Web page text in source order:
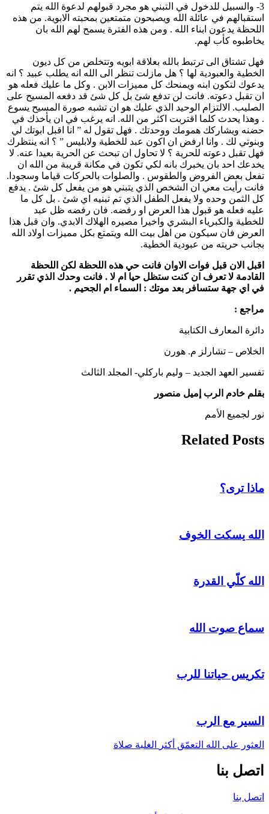
3- والسبيل للدخول في التبني هو مجرد قبولهم لدعوة الله يتم
استقبالهم في عائلة الله ويصبحون متمتعين بمحبته الابوية. من هذه
اللحظة يدعون ابناء الله . ومن هذه الفترة يسمح لهم الله بان
يخاطبوه كأب لهم.
فهل تشتاق الى ترتبط بالله بعلاقة ابويه وتتخلص من كل ديون
الخطية والعبودية لها ؟ هل مازلت تنظر الى الله انه يطلب عبيد ؟ انه
يدعوك لتكون ابنه ويمنحك كل مميزات الابن . وكل ما عليك فعله هو
ان تقبل دعوته. فانت لن تدفع شئ بل كل شئ قد دفعه المسيح على
الصليب. الالتزام الوحيد الذي عليك هو ان تشبه صورة المسيح يسوع
. وهذا يحدث كلما اقتربت اكثر من الله. انه يرغب في ان يأخذك في
حضنه ويشاركك همومك ووحدتك . فهل تقول له ” انا اقبل ابوتك لي
وبنوتي لك . وانا ارفض ان اكون عبد للخطية ولابليس ” ؟ انه ينتظرك
فهل تقبل دعوته للحرية ؟ لا تحاول ان تبحث عن الحرية بعيدا عنه. لا
يخدعك احد بان يخبرك بانه لكي تكون في مكانة قريبة من الله ان
تفعل بعض الفروض والطقوس . والصلوات بالحركات قياما وسجودا.
فانت رأيت معي ان الشخص الذي يتبني هو من يفعل كل شئ . يدفع
كل الثمن وحده ولا يفعل الطفل الذي تم تبنيه اي شئ . بل كل ما
عليه فعله هو قبول هذا العرض او رفضه. فان رفضه ظل عبد
للخطية والكبرياء البشري واخيرا مصيره الهلاك الابدي. وان قبل هذا
العرض فان سيكون من اهل بيت الله ويتمتع بكل مميزات اولاد الله
بجانب حريته من عبودية الخطية.
اقبل الان قبل فوات الاوان فانت حي هذه اللحظة لكن اللحظة
القادمة لا تعرف ان كنت ستظل حيا ام لا . فانت وحدك الذي تقرر
في اي جهة ستسافر بعد موتك : السماء ام الجحيم .
مراجع :
دائرة المعارف الكتابية
الخلاص – تشارلز م. هورن
تفسير العهد الجديد – وليم باركلي- المجلد الثالث
بقلم خادم الرب إميل منصور
نور لجميع الأمم
Related Posts
ماذا ترى؟
الله يسكت الخوف
الله كلّي القدرة
سماع صوت الله
تكريس حياتنا للرب
السير مع الرب
العثور على الله التعمّق أكثر الغلبة صلاة
اتصل بنا
اتصل بنا